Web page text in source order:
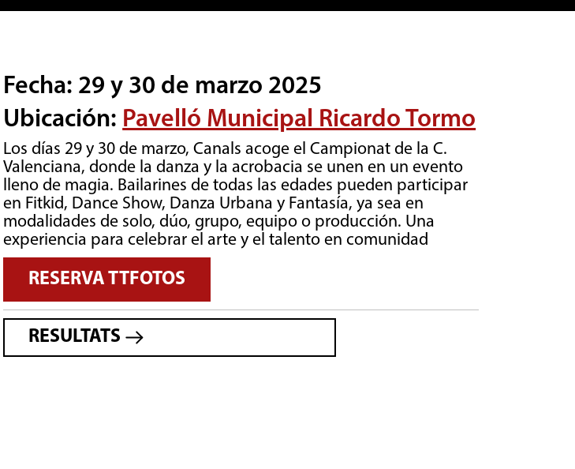
Fecha: 29 y 30 de marzo 2025
Ubicación: Pavelló Municipal Ricardo Tormo
Los días 29 y 30 de marzo, Canals acoge el Campionat de la C.
Valenciana, donde la danza y la acrobacia se unen en un evento
lleno de magia. Bailarines de todas las edades pueden participar
en Fitkid, Dance Show, Danza Urbana y Fantasía, ya sea en
modalidades de solo, dúo, grupo, equipo o producción. Una
experiencia para celebrar el arte y el talento en comunidad
RESERVA TTFOTOS
RESULTATS